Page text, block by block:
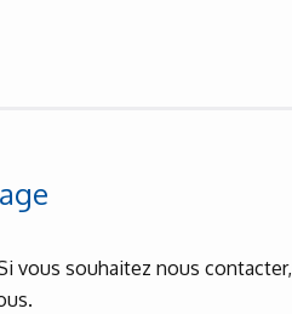
vous souhaitez nous contacter,